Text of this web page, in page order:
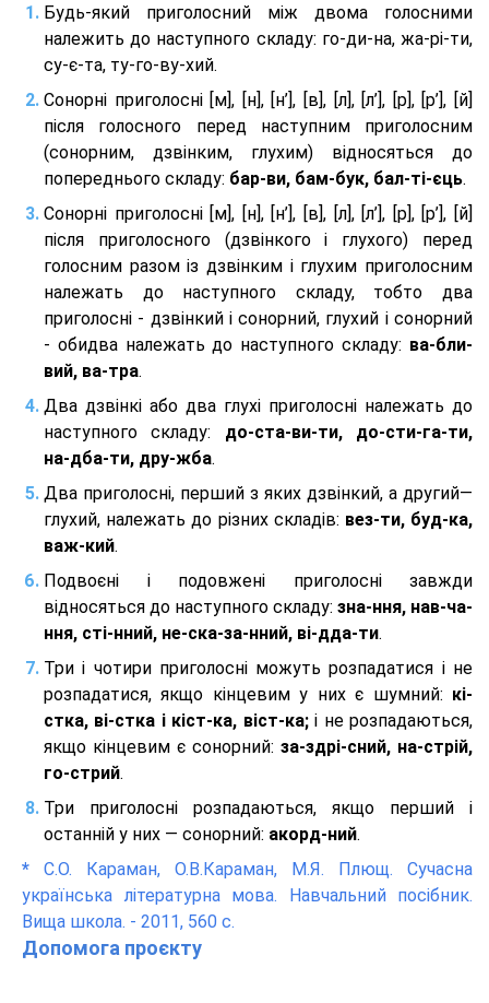
Будь-який приголосний між двома голосними
належить до наступного складу: го-ди-на, жа-рі-ти,
су-є-та, ту-го-ву-хий.
Сонорні приголосні [м], [н], [н’], [в], [л], [л’], [р], [р’], [й]
після голосного перед наступним приголосним
(сонорним, дзвінким, глухим) відносяться до
попереднього складу: бар-ви, бам-бук, бал-ті-єць.
Сонорні приголосні [м], [н], [н’], [в], [л], [л’], [р], [р’], [й]
після приголосного (дзвінкого і глухого) перед
голосним разом із дзвінким і глухим приголосним
належать до наступного складу, тобто два
приголосні - дзвінкий і сонорний, глухий і сонорний
- обидва належать до наступного складу: ва-бли-
вий, ва-тра.
Два дзвінкі або два глухі приголосні належать до
наступного складу: до-ста-ви-ти, до-сти-га-ти,
на-дба-ти, дру-жба.
Два приголосні, перший з яких дзвінкий, а другий—
глухий, належать до різних складів: вез-ти, буд-ка,
важ-кий.
Подвоєні і подовжені приголосні завжди
відносяться до наступного складу: зна-ння, нав-ча-
ння, сті-нний, не-ска-за-нний, ві-дда-ти.
Три і чотири приголосні можуть розпадатися і не
розпадатися, якщо кінцевим у них є шумний: кі-
стка, ві-стка і кіст-ка, віст-ка;і не розпадаються,
якщо кінцевим є сонорний: за-здрі-сний, на-стрій,
го-стрий.
Три приголосні розпадаються, якщо перший і
останній у них — сонорний: акорд-ний.
* С.О. Караман, О.В.Караман, М.Я. Плющ. Сучасна
українська літературна мова. Навчальний посібник.
Вища школа. - 2011, 560 с.
Допомога проєкту